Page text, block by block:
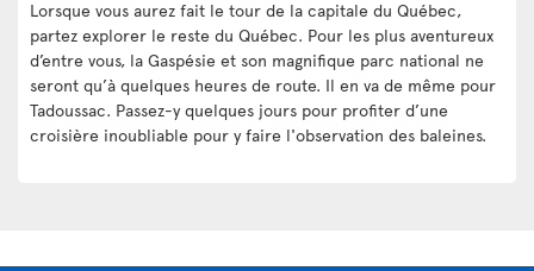
Lorsque vous aurez fait le tour de la capitale du Québec,
partez explorer le reste du Québec. Pour les plus aventureux
d’entre vous, la Gaspésie et son magnifique parc national ne
seront qu’à quelques heures de route. Il en va de même pour
Tadoussac. Passez-y quelques jours pour profiter d’une
croisière inoubliable pour y faire l'observation des baleines.